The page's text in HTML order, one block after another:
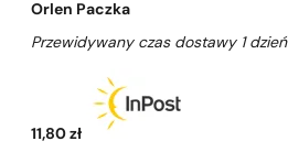
Orlen Paczka
Przewidywany czas dostawy 1 dzień
11,80 zł